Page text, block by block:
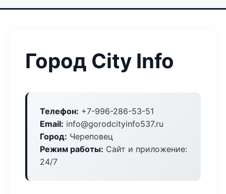
Город City Info
Телефон: +7-996-286-53-51
Email: info@gorodcityinfo537.ru
Город: Череповец
Режим работы: Сайт и приложение:
24/7